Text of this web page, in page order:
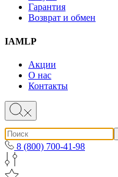
Гарантия
Возврат и обмен
IAMLP
Акции
О нас
Контакты
8 (800) 700-41-98